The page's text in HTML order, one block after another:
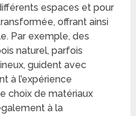
espaces et pour
offrant ainsi
Par exemple, des
naturel, parfois
guident avec
à l’expérience
choix de matériaux
à la